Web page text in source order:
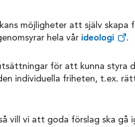
möjligheter att själv
hela vår ideologi .
för att kunna styra
individuella friheten, t.ex.
vill vi att goda förslag ska gå